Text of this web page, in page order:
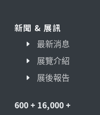
新聞 & 展訊
最新消息
展覽介紹
展後報告
600 + 16,000 +